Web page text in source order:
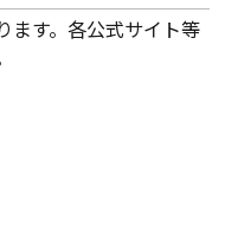
す。各公式サイト等